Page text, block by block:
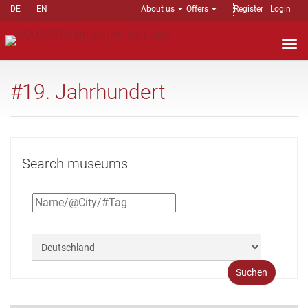
DE EN About us Offers Register Login
#19. Jahrhundert
Search museums